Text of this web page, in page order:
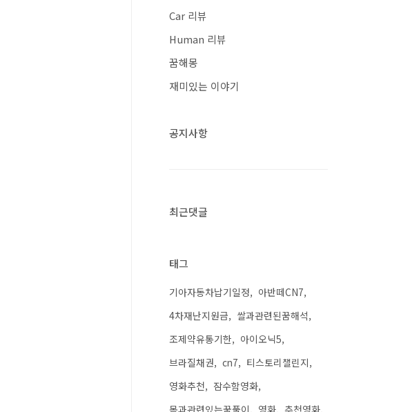
Car 리뷰
Human 리뷰
꿈해몽
재미있는 이야기
공지사항
최근댓글
태그
기아자동차납기일정
아반떼CN7
4차재난지원금
쌀과관련된꿈해석
조제약유통기한
아이오닉5
브라질채권
cn7
티스토리챌린지
영화추천
잠수함영화
몸과관련있는꿈풀이
영화 추천영화